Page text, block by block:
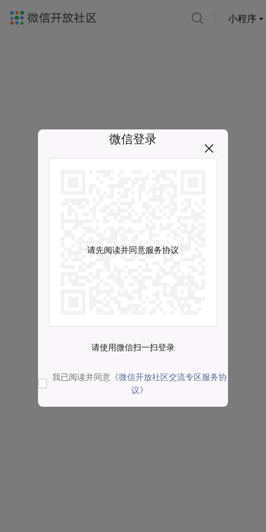
小程序
微信登录
请先阅读并同意服务协议
请使用微信扫一扫登录
我已阅读并同意 《微信开放社区交流专区服务协
议》